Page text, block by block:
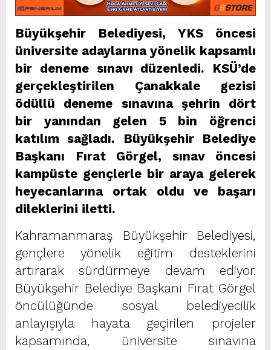
Büyükşehir Belediyesi, YKS öncesi
üniversite adaylarına yönelik kapsamlı
bir deneme sınavı düzenledi. KSÜ’de
gerçekleştirilen Çanakkale gezisi
ödüllü deneme sınavına şehrin dört
bir yanından gelen 5 bin öğrenci
katılım sağladı. Büyükşehir Belediye
Başkanı Fırat Görgel, sınav öncesi
kampüste gençlerle bir araya gelerek
heyecanlarına ortak oldu ve başarı
dileklerini iletti.
Kahramanmaraş Büyükşehir Belediyesi,
gençlere yönelik eğitim desteklerini
artırarak sürdürmeye devam ediyor.
Büyükşehir Belediye Başkanı Fırat Görgel
öncülüğünde sosyal belediyecilik
anlayışıyla hayata geçirilen projeler
kapsamında, üniversite sınavına